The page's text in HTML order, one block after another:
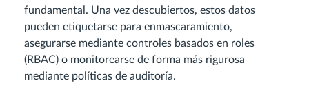
fundamental. Una vez descubiertos, estos datos
pueden etiquetarse para enmascaramiento,
asegurarse mediante controles basados en roles
(RBAC) o monitorearse de forma más rigurosa
mediante políticas de auditoría.